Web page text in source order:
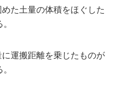
た土量の体積をほぐした
運搬距離を乗じたものが